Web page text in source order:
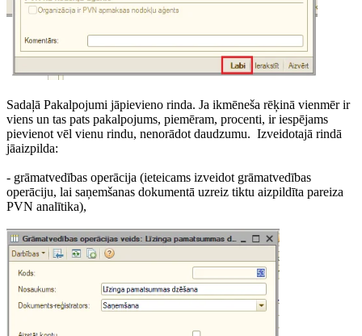
Sadaļā Pakalpojumi jāpievieno rinda. Ja ikmēneša rēķinā vienmēr ir
viens un tas pats pakalpojums, piemēram, procenti, ir iespējams
pievienot vēl vienu rindu, nenorādot daudzumu. Izveidotajā rindā
jāaizpilda:
- grāmatvedības operācija (ieteicams izveidot grāmatvedības
operāciju, lai saņemšanas dokumentā uzreiz tiktu aizpildīta pareiza
PVN analītika),